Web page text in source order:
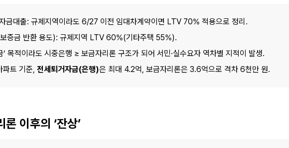
금대출: 규제지역이라도 6/27 이전 임대차계약이면 LTV 70% 적용으로 정리.
증금 반환 용도): 규제지역 LTV 60%(기타주택 55%).
목적이라도 시중은행 ≥ 보금자리론 구조가 되어 서민·실수요자 역차별 지적이 발생.
파트 기준, 전세퇴거자금(은행)은 최대 4.2억, 보금자리론은 3.6억으로 격차 6천만 원.
이후의 ‘잔상’